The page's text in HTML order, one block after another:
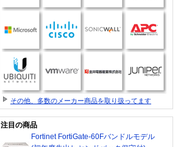
その他、多数のメーカー商品を取り扱ってます
注目の商品
Fortinet FortiGate-60Fバンドルモデル